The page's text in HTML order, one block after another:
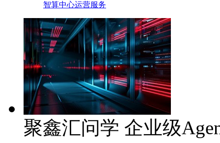
智算中心运营服务
聚鑫汇问学 企业级